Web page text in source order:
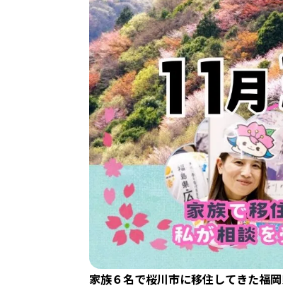
家族６名で桜川市に移住してきた福